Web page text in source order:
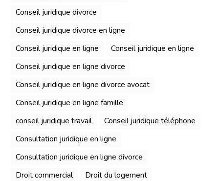
Conseil juridique divorce
Conseil juridique divorce en ligne
Conseil juridique en ligne
Conseil juridique en ligne
Conseil juridique en ligne divorce
Conseil juridique en ligne divorce avocat
Conseil juridique en ligne famille
conseil juridique travail
Conseil juridique téléphone
Consultation juridique en ligne
Consultation juridique en ligne divorce
Droit commercial
Droit du logement